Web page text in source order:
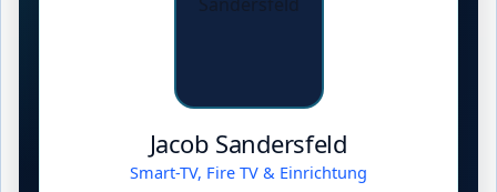
Jacob Sandersfeld
Smart-TV, Fire TV & Einrichtung